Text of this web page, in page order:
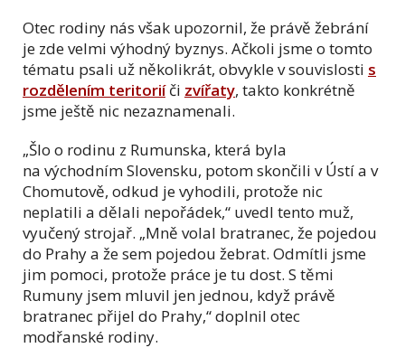
Otec rodiny nás však upozornil, že právě žebrání
je zde velmi výhodný byznys. Ačkoli jsme o tomto
tématu psali už několikrát, obvykle v souvislosti s
rozdělením teritoriíči zvířaty, takto konkrétně
jsme ještě nic nezaznamenali.
„Šlo o rodinu z Rumunska, která byla
na východním Slovensku, potom skončili v Ústí a v
Chomutově, odkud je vyhodili, protože nic
neplatili a dělali nepořádek,“ uvedl tento muž,
vyučený strojař. „Mně volal bratranec, že pojedou
do Prahy a že sem pojedou žebrat. Odmítli jsme
jim pomoci, protože práce je tu dost. S těmi
Rumuny jsem mluvil jen jednou, když právě
bratranec přijel do Prahy,“ doplnil otec
modřanské rodiny.